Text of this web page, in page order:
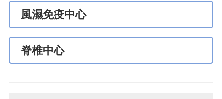
風濕免疫中心
脊椎中心